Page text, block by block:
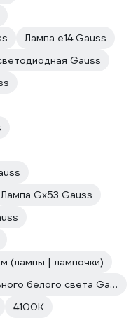
Лампа е14 Gauss
Gauss
Лампа Gx53 Gauss
(лампы | лампочки)
Светодиодные лампы нейтрального белого света Gauss
4100К